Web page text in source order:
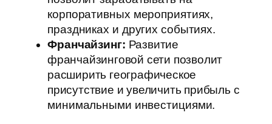
корпоративных мероприятиях,
праздниках и других событиях.
Франчайзинг: Развитие
франчайзинговой сети позволит
расширить географическое
присутствие и увеличить прибыль с
минимальными инвестициями.